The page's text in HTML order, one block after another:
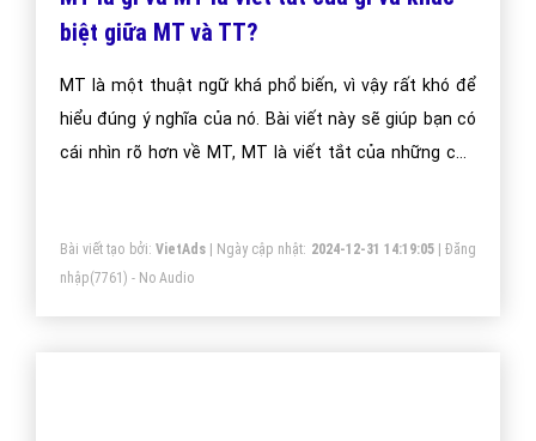
biệt giữa MT và TT?
MT là một thuật ngữ khá phổ biến, vì vậy rất khó để
hiểu đúng ý nghĩa của nó. Bài viết này sẽ giúp bạn có
cái nhìn rõ hơn về MT, MT là viết tắt của những chữ
Bài viết tạo bởi: VietAds| Ngày cập nhật: 2024-12-31 14:19:05|Đăng
nhập(7761) - No Audio